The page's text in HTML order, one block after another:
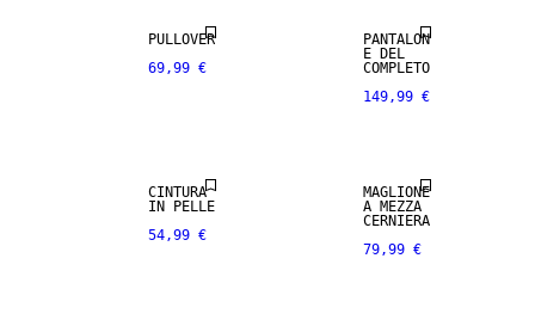
PULLOVER
69,99 €
PANTALON
E DEL
COMPLETO
149,99 €
CINTURA
IN PELLE
54,99 €
100% LANA
MERINO
PREMIUM
MAGLIONE
A MEZZA
CERNIERA
79,99 €
100% LANA
MERINO
100% LANA
MERINO
PREMIUM